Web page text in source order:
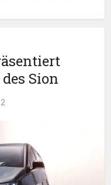
Sion